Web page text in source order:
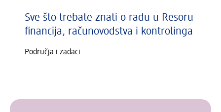
Sve što trebate znati o radu u Resoru
financija, računovodstva i kontrolinga
Područja i zadaci